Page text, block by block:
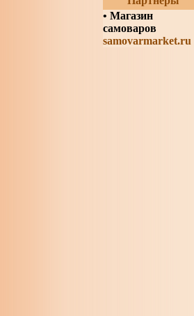
• Магазин
самоваров
samovarmarket.ru